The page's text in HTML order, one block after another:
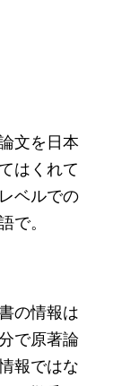
文を日本
はくれて
ベルでの
で。
の情報は
で原著論
報ではな